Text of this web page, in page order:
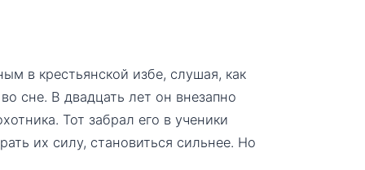
в крестьянской избе, слушая, как
сне. В двадцать лет он внезапно
Тот забрал его в ученики
их силу, становиться сильнее. Но